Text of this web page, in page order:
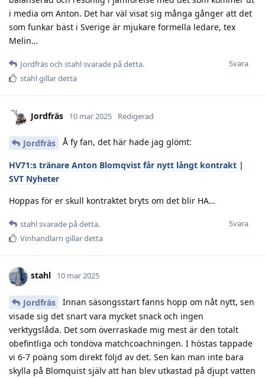
i media om Anton. Det har väl visat sig många gånger att det
som funkar bäst i Sverige är mjukare formella ledare, tex
Melin…
Svara
Jordfräsoch stahlsvarade på detta.
stahlgillar detta
Jordfräs 10 mar 2025 Redigerad
Jordfräs Å fy fan, det här hade jag glömt:
HV71:s tränare Anton Blomqvist får nytt långt kontrakt |
SVT Nyheter
Hoppas för er skull kontraktet bryts om det blir HA…
Svara
stahlsvarade på detta.
Vinhandlarn gillar detta
stahl 10 mar 2025
Jordfräs
Innan säsongsstart fanns hopp om nåt nytt, sen
visade sig det snart vara mycket snack och ingen
verktygslåda. Det som överraskade mig mest är den totalt
obefintliga och tondöva matchcoachningen. I höstas tappade
vi 6-7 poäng som direkt följd av det. Sen kan man inte bara
skylla på Blomquist själv att han blev utkastad på djupt vatten